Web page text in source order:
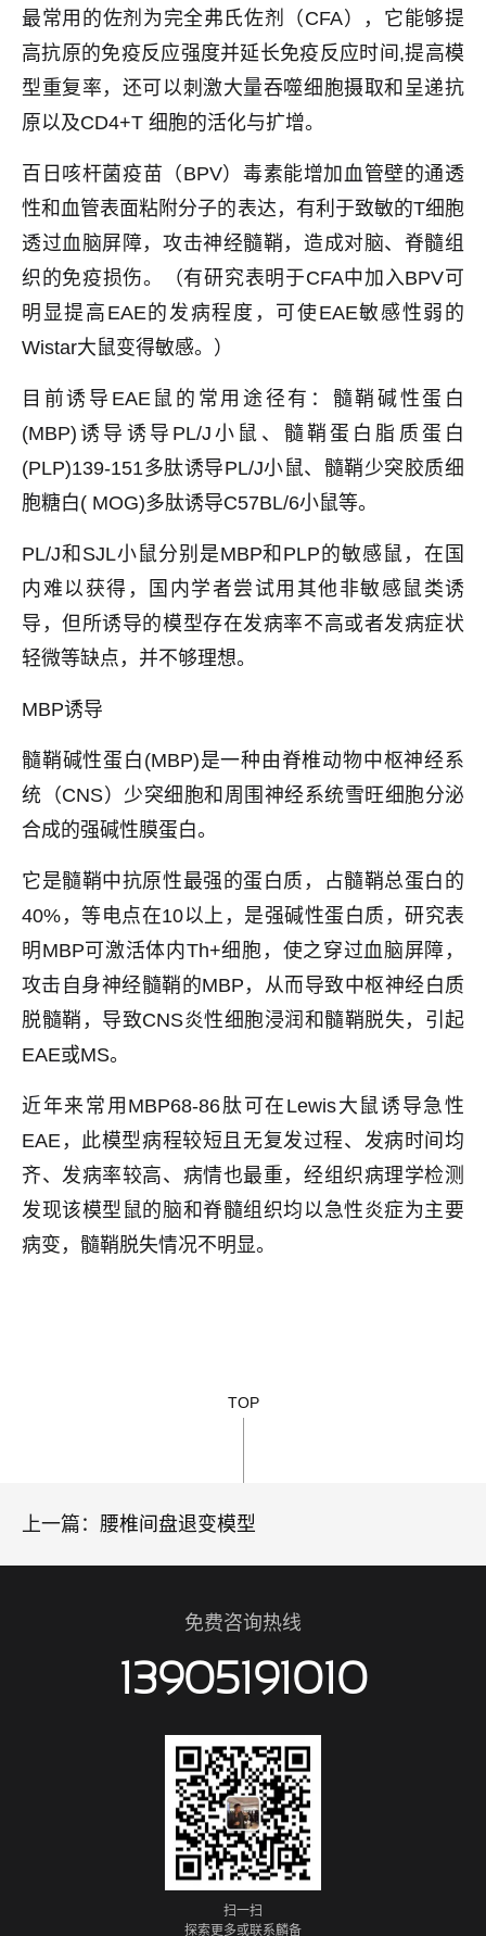
最常用的佐剂为完全弗氏佐剂（CFA），它能够提
高抗原的免疫反应强度并延长免疫反应时间,提高模
型重复率，还可以刺激大量吞噬细胞摄取和呈递抗
原以及CD4+T 细胞的活化与扩增。
百日咳杆菌疫苗（BPV）毒素能增加血管壁的通透
性和血管表面粘附分子的表达，有利于致敏的T细胞
透过血脑屏障，攻击神经髓鞘，造成对脑、脊髓组
织的免疫损伤。（有研究表明于CFA中加入BPV可
明显提高EAE的发病程度，可使EAE敏感性弱的
Wistar大鼠变得敏感。）
目前诱导EAE鼠的常用途径有：髓鞘碱性蛋白
(MBP)诱导诱导PL/J小鼠、髓鞘蛋白脂质蛋白
(PLP)139-151多肽诱导PL/J小鼠、髓鞘少突胶质细
胞糖白( MOG)多肽诱导C57BL/6小鼠等。
PL/J和SJL小鼠分别是MBP和PLP的敏感鼠，在国
内难以获得，国内学者尝试用其他非敏感鼠类诱
导，但所诱导的模型存在发病率不高或者发病症状
轻微等缺点，并不够理想。
MBP诱导
髓鞘碱性蛋白(MBP)是一种由脊椎动物中枢神经系
统（CNS）少突细胞和周围神经系统雪旺细胞分泌
合成的强碱性膜蛋白。
它是髓鞘中抗原性最强的蛋白质，占髓鞘总蛋白的
40%，等电点在10以上，是强碱性蛋白质，研究表
明MBP可激活体内Th+细胞，使之穿过血脑屏障，
攻击自身神经髓鞘的MBP，从而导致中枢神经白质
脱髓鞘，导致CNS炎性细胞浸润和髓鞘脱失，引起
EAE或MS。
近年来常用MBP68-86肽可在Lewis大鼠诱导急性
EAE，此模型病程较短且无复发过程、发病时间均
齐、发病率较高、病情也最重，经组织病理学检测
发现该模型鼠的脑和脊髓组织均以急性炎症为主要
病变，髓鞘脱失情况不明显。
TOP
上一篇： 腰椎间盘退变模型
免费咨询热线
13905191010
扫一扫
探索更多或联系麟备